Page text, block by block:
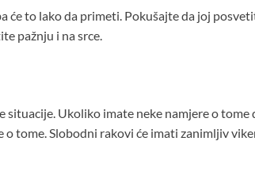
će to lako da primeti. Pokušajte da joj
pažnju i na srce.
situacije. Ukoliko imate neke namjere o
tome. Slobodni rakovi će imati zanimljiv